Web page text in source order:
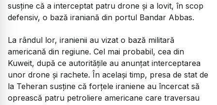
susține că a interceptat patru drone și a lovit, în scop
defensiv, o bază iraniană din portul Bandar Abbas.
La rândul lor, iranienii au vizat o bază militară
americană din regiune. Cel mai probabil, cea din
Kuweit, după ce autoritățile au anunțat interceptarea
unor drone și rachete. În același timp, presa de stat de
la Teheran susține că forțele iraniene au încercat să
oprească patru petroliere americane care traversau